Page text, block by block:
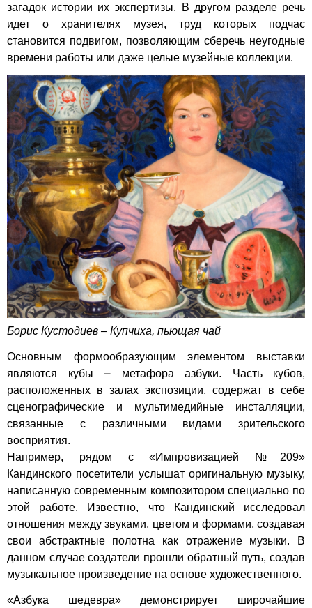
загадок истории их экспертизы. В другом разделе речь
идет о хранителях музея, труд которых подчас
становится подвигом, позволяющим сберечь неугодные
времени работы или даже целые музейные коллекции.
Борис Кустодиев – Купчиха, пьющая чай
Основным формообразующим элементом выставки
являются кубы ⎼ метафора азбуки. Часть кубов,
расположенных в залах экспозиции, содержат в себе
сценографические и мультимедийные инсталляции,
связанные с различными видами зрительского
восприятия.
Например, рядом с «Импровизацией №209»
Кандинского посетители услышат оригинальную музыку,
написанную современным композитором специально по
этой работе. Известно, что Кандинский исследовал
отношения между звуками, цветом и формами, создавая
свои абстрактные полотна как отражение музыки. В
данном случае создатели прошли обратный путь, создав
музыкальное произведение на основе художественного.
«Азбука шедевра» демонстрирует широчайшие